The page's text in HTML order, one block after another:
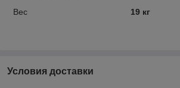
Вес
19 кг
Условия доставки